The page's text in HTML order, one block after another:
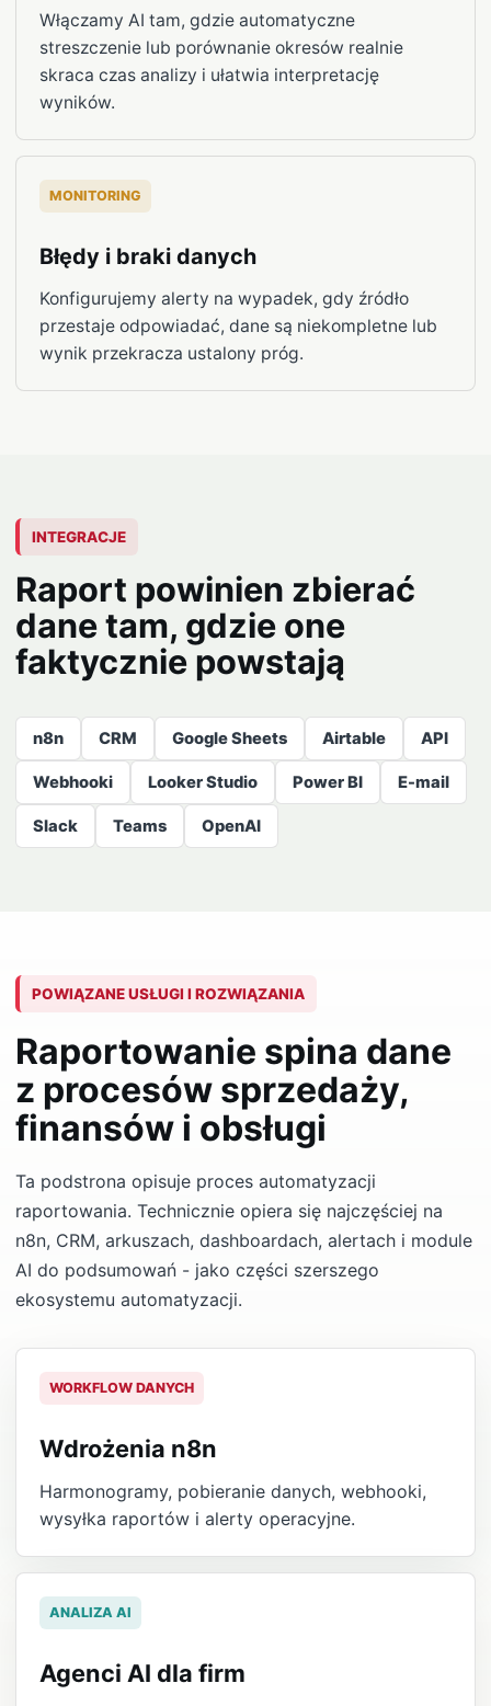
Włączamy AI tam, gdzie automatyczne
streszczenie lub porównanie okresów realnie
skraca czas analizy i ułatwia interpretację
wyników.
MONITORING
Błędy i braki danych
Konfigurujemy alerty na wypadek, gdy źródło
przestaje odpowiadać, dane są niekompletne lub
wynik przekracza ustalony próg.
INTEGRACJE
Raport powinien zbierać
dane tam, gdzie one
faktycznie powstają
n8n CRM Google Sheets Airtable API
Webhooki Looker Studio Power BI E-mail
Slack Teams OpenAI
POWIĄZANE USŁUGI I ROZWIĄZANIA
Raportowanie spina dane
z procesów sprzedaży,
finansów i obsługi
Ta podstrona opisuje proces automatyzacji
raportowania. Technicznie opiera się najczęściej na
n8n, CRM, arkuszach, dashboardach, alertach i module
AI do podsumowań - jako części szerszego
ekosystemu automatyzacji.
WORKFLOW DANYCH
Wdrożenia n8n
Harmonogramy, pobieranie danych, webhooki,
wysyłka raportów i alerty operacyjne.
ANALIZA AI
Agenci AI dla firm